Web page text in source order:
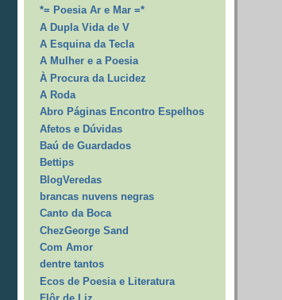
*= Poesia Ar e Mar =*
A Dupla Vida de V
A Esquina da Tecla
A Mulher e a Poesia
À Procura da Lucidez
A Roda
Abro Páginas Encontro Espelhos
Afetos e Dúvidas
Baú de Guardados
Bettips
BlogVeredas
brancas nuvens negras
Canto da Boca
ChezGeorge Sand
Com Amor
dentre tantos
Ecos de Poesia e Literatura